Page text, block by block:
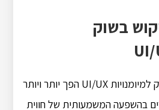
בשוק
מתן מענה לדרישת השוק למיומנויות UI/UX הפך יותר ויותר
בהשפעה המשמעותית של חווית